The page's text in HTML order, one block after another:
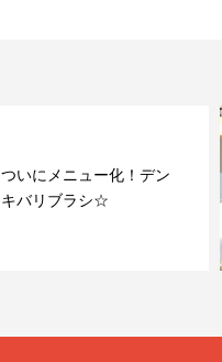
ついにメニュー化！デン
キバリブラシ☆